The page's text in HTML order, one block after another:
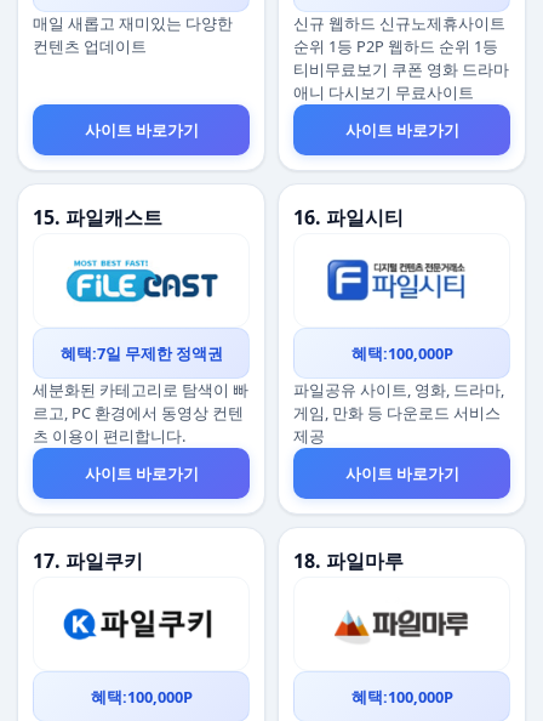
매일 새롭고 재미있는 다양한
컨텐츠 업데이트
사이트 바로가기
신규 웹하드 신규노제휴사이트
순위 1등 P2P 웹하드 순위 1등
티비무료보기 쿠폰 영화 드라마
애니 다시보기 무료사이트
사이트 바로가기
15. 파일캐스트
혜택:7일 무제한 정액권
세분화된 카테고리로 탐색이 빠
르고, PC 환경에서 동영상 컨텐
츠 이용이 편리합니다.
사이트 바로가기
16. 파일시티
혜택:100,000P
파일공유 사이트, 영화, 드라마,
게임, 만화 등 다운로드 서비스
제공
사이트 바로가기
17. 파일쿠키
혜택:100,000P
18. 파일마루
혜택:100,000P